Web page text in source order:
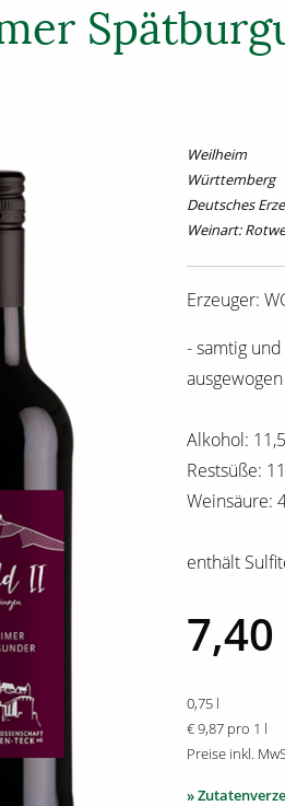
Weilheim
Württemberg
Deutsches
Weinart:
Erzeuger:
- samtig
Alkohol:
Restsüße:
Weinsäure:
enthält
0,75 l
€ 9,87 pro 1 l
Preise inkl.
»